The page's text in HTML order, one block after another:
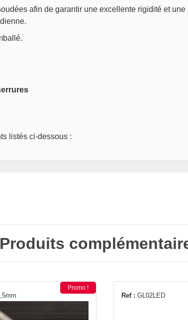
afin de garantir une excellente rigidité et
listés ci-dessous :
Produits
Promo !
Ref : GL02LED